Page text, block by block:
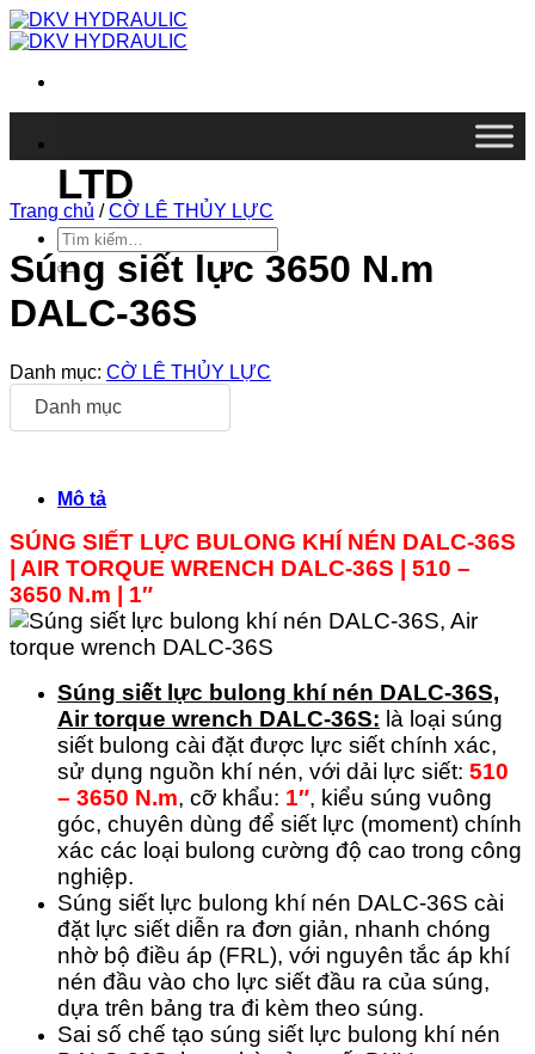
Chuyển
đến
dung
LTD
Tìm
kiếm:
Trang chủ / CỜ LÊ THỦY LỰC
Súng siết lực 3650 N.m
DALC-36S
Danh mục: CỜ LÊ THỦY LỰC
Danh mục
Mô tả
SÚNG SIẾT LỰC BULONG KHÍ NÉN DALC-36S
| AIR TORQUE WRENCH DALC-36S
| 510 –
3650 N.m | 1″
Súng siết lực bulong khí nén DALC-36S,
Air torque wrench DALC-36S: là loại súng
siết bulong cài đặt được lực siết chính xác,
sử dụng nguồn khí nén, với dải lực siết: 510
– 3650 N.m, cỡ khẩu: 1″, kiểu súng vuông
góc, chuyên dùng để siết lực (moment) chính
xác các loại bulong cường độ cao trong công
nghiệp.
Súng siết lực bulong khí nén DALC-36S cài
đặt lực siết diễn ra đơn giản, nhanh chóng
nhờ bộ điều áp (FRL), với nguyên tắc áp khí
nén đầu vào cho lực siết đầu ra của súng,
dựa trên bảng tra đi kèm theo súng.
Sai số chế tạo súng siết lực bulong khí nén